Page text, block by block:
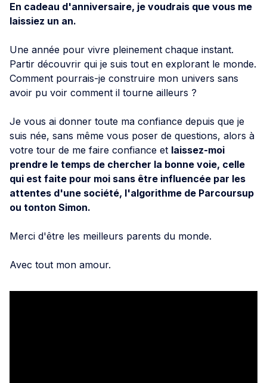
En cadeau d'anniversaire, je voudrais que vous me
laissiez un an.
Une année pour vivre pleinement chaque instant.
Partir découvrir qui je suis tout en explorant le monde.
Comment pourrais-je construire mon univers sans
avoir pu voir comment il tourne ailleurs ?
Je vous ai donner toute ma confiance depuis que je
suis née, sans même vous poser de questions, alors à
votre tour de me faire confiance et laissez-moi
prendre le temps de chercher la bonne voie, celle
qui est faite pour moi sans être influencée par les
attentes d'une société, l'algorithme de Parcoursup
ou tonton Simon.
Merci d'être les meilleurs parents du monde.
Avec tout mon amour.